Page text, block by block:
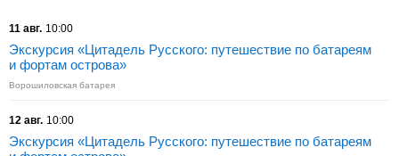
11 авг. 10:00
Экскурсия «Цитадель Русского: путешествие по батареям
и фортам острова»
Ворошиловская батарея
12 авг. 10:00
Экскурсия «Цитадель Русского: путешествие по батареям